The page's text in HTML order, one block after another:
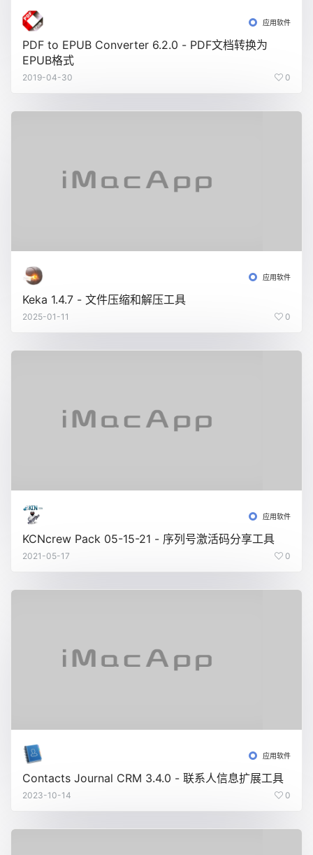
应用软件
PDF to EPUB Converter 6.2.0 - PDF文档转换为
EPUB格式
2019-04-30 0
应用软件
Keka 1.4.7 - 文件压缩和解压工具
2025-01-11 0
应用软件
KCNcrew Pack 05-15-21 - 序列号激活码分享工具
2021-05-17 0
应用软件
Contacts Journal CRM 3.4.0 - 联系人信息扩展工具
2023-10-14 0